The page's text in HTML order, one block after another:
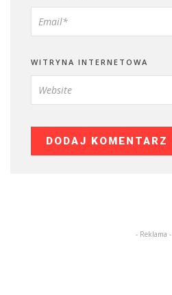
WITRYNA INTERNETOWA
- Reklama -